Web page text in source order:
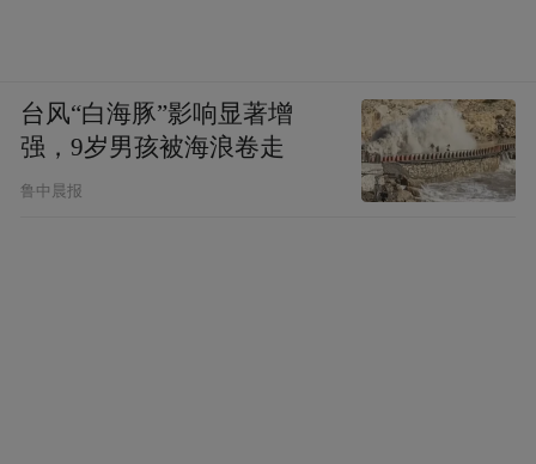
台风“白海豚”影响显著增
强，9岁男孩被海浪卷走
鲁中晨报